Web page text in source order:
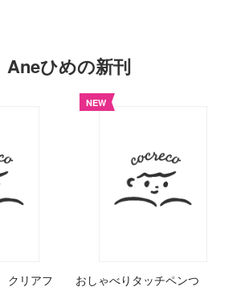
Aneひめの新刊
クリアフ
NEW
おしゃべりタッチペンつ